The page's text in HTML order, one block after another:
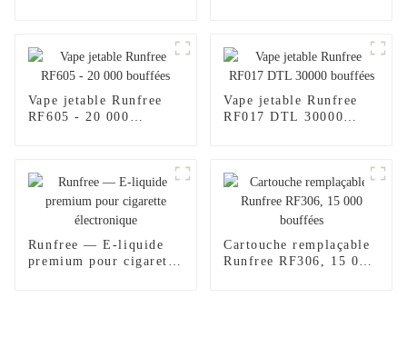
Vape jetable Runfree
RF605 - 20 000
Vape jetable Runfree
RF017 DTL 30000
Runfree — E-liquide
premium pour cigarette
Cartouche remplaçable
Runfree RF306, 15 000